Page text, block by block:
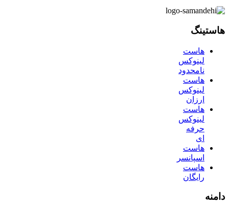
هاستینگ
هاست
لینوکس
نامحدود
هاست
لینوکس
ارزان
هاست
لینوکس
حرفه
ای
هاست
اسپانسر
هاست
رایگان
دامنه